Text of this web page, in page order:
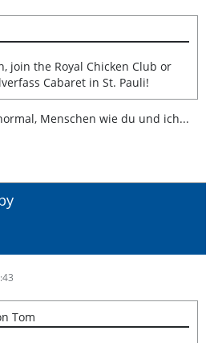
join the Royal Chicken Club or
Cabaret in St. Pauli!
Menschen wie du und ich...
Tom